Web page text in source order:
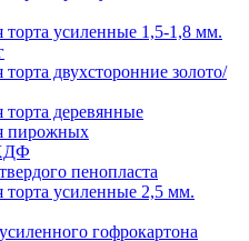
усиленные 1,5-1,8 мм.
двухсторонние золото/
деревянные
пирожных
пенопласта
усиленные 2,5 мм.
гофрокартона